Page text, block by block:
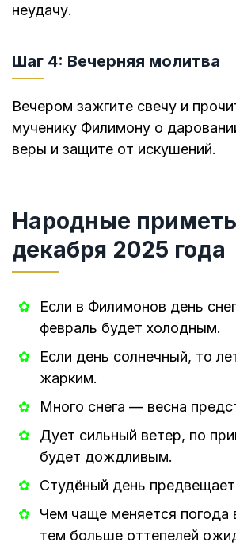
неудачу.
Шаг 4: Вечерняя молитва
Вечером зажгите свечу и
мученику Филимону о
веры и защите от искушений.
Народные
декабря 2025 года
Если в Филимонов день
февраль будет холодным.
Если день солнечный, то
жарким.
Много снега — весна
Дует сильный ветер, по
будет дождливым.
Студёный день
Чем чаще меняется погода
тем больше оттепелей